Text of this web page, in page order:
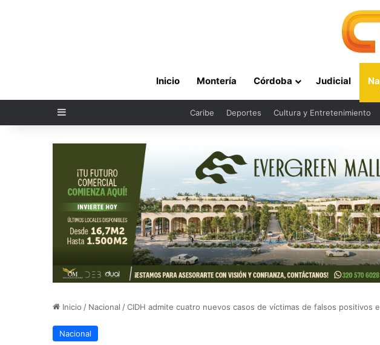
Inicio Montería Córdoba Judicial
Sidebar Caribe Deportes Cultura y Entretenimiento
Inicio / Nacional /CIDH admite cuatro nuevos casos de víctimas de falsos positivos
Nacional